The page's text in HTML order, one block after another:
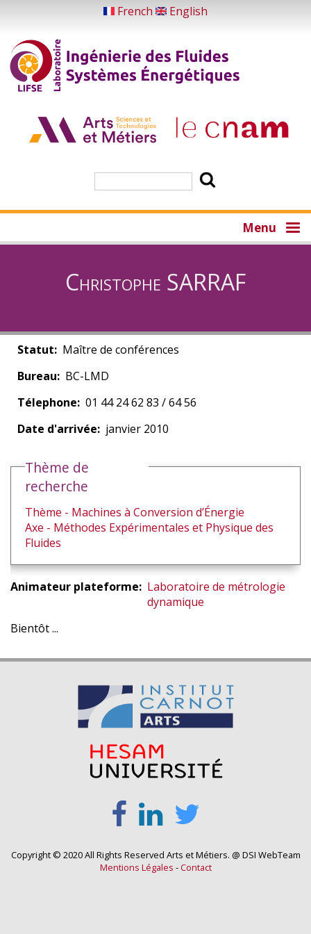
contenu
principal
French English
Menu
Christophe SARRAF
Statut
Maître de conférences
Bureau
BC-LMD
Télephone 01 44 24 62 83 / 64 56
Date d'arrivée
janvier 2010
Thème de
recherche
Thème - Machines à Conversion d’Énergie
Axe - Méthodes Expérimentales et Physique des
Fluides
Animateur plateforme
Laboratoire de métrologie
dynamique
Bientôt ...
Copyright © 2020 All Rights Reserved Arts et Métiers. @ DSI WebTeam
Mentions Légales -Contact